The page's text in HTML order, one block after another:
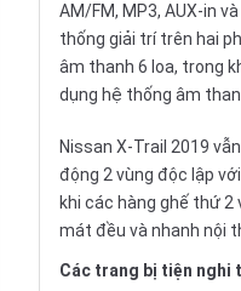
AM/FM, MP3, AUX-in
thống giải trí trên hai
âm thanh 6 loa, trong
dụng hệ thống âm
Nissan X-Trail 2019
động 2 vùng độc lập
khi các hàng ghế thứ 2
mát đều và nhanh nội
Các trang bị tiện nghi